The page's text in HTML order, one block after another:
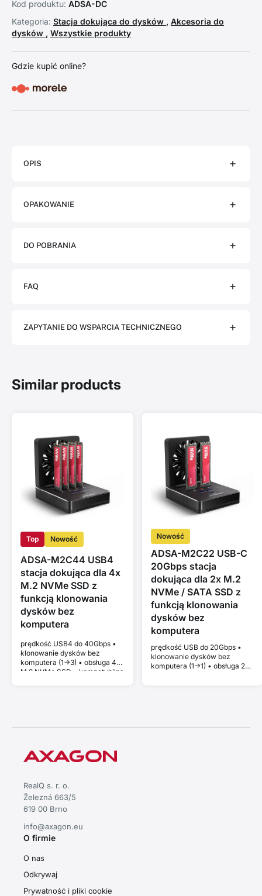
Kod produktu: ADSA-DC
Kategoria: Stacja dokująca do dysków , Akcesoria do
dysków , Wszystkie produkty
Gdzie kupić online?
OPIS
OPAKOWANIE
DO POBRANIA
FAQ
ZAPYTANIE DO WSPARCIA TECHNICZNEGO
Similar products
Top Nowość
ADSA-M2C44 USB4
stacja dokująca dla 4x
M.2 NVMe SSD z
funkcją klonowania
dysków bez
komputera
prędkość USB4 do 40Gbps •
klonowanie dysków bez
komputera (1->3) • obsługa 4x
M.2 NVMe SSD • kompatybilna
throttlingu
Nowość
ADSA-M2C22 USB-C
20Gbps stacja
dokująca dla 2x M.2
NVMe / SATA SSD z
funkcją klonowania
dysków bez
komputera
prędkość USB do 20Gbps •
klonowanie dysków bez
komputera (1->1) • obsługa 2x
RealQ s. r. o.
Železná 663/5
619 00 Brno
info@axagon.eu
O firmie
O nas
Odkrywaj
Prywatność i pliki cookie